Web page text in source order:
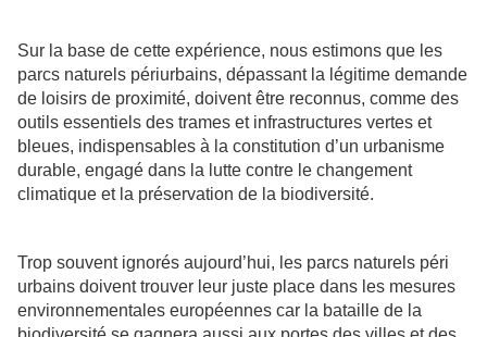
Sur la base de cette expérience, nous estimons que les
parcs naturels périurbains, dépassant la légitime demande
de loisirs de proximité, doivent être reconnus, comme des
outils essentiels des trames et infrastructures vertes et
bleues, indispensables à la constitution d’un urbanisme
durable, engagé dans la lutte contre le changement
climatique et la préservation de la biodiversité.
Trop souvent ignorés aujourd’hui, les parcs naturels péri
urbains doivent trouver leur juste place dans les mesures
environnementales européennes car la bataille de la